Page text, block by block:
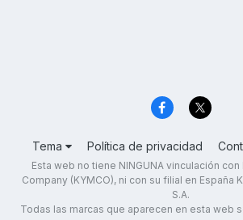
Tema Política de privacidad
Esta web no tiene NINGUNA vinculación
Company (KYMCO), ni con su filial en España
S.A.
Todas las marcas que aparecen en esta web